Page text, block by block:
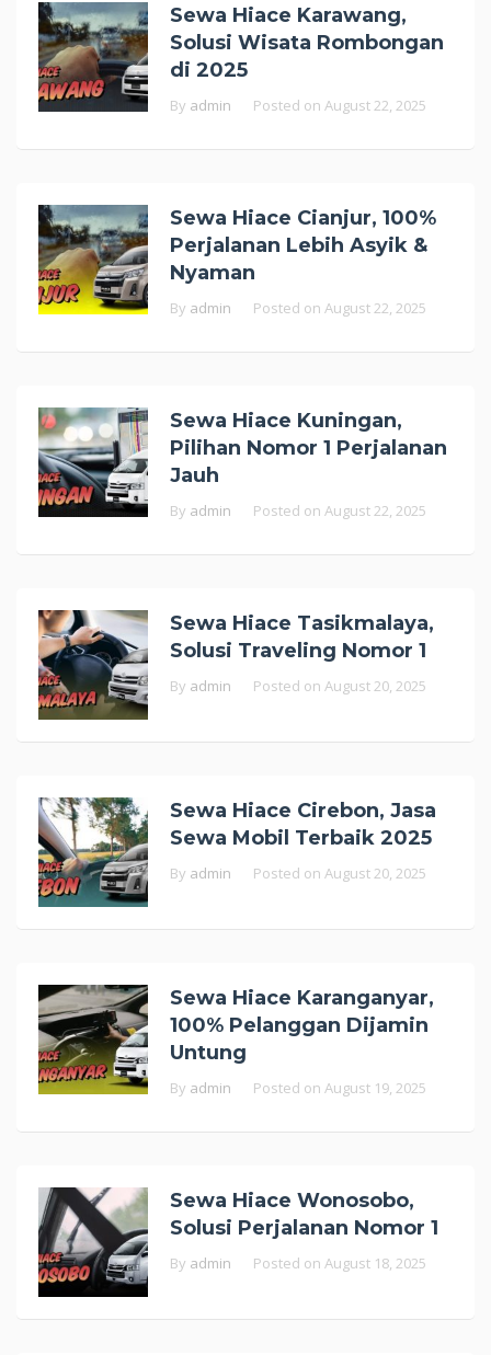
Sewa Hiace Karawang,
Solusi Wisata Rombongan
di 2025
By admin Posted on August 22, 2025
Sewa Hiace Cianjur, 100%
Perjalanan Lebih Asyik &
Nyaman
By admin Posted on August 22, 2025
Sewa Hiace Kuningan,
Pilihan Nomor 1 Perjalanan
Jauh
By admin Posted on August 22, 2025
Sewa Hiace Tasikmalaya,
Solusi Traveling Nomor 1
By admin Posted on August 20, 2025
Sewa Hiace Cirebon, Jasa
Sewa Mobil Terbaik 2025
By admin Posted on August 20, 2025
Sewa Hiace Karanganyar,
100% Pelanggan Dijamin
Untung
By admin Posted on August 19, 2025
Sewa Hiace Wonosobo,
Solusi Perjalanan Nomor 1
By admin Posted on August 18, 2025